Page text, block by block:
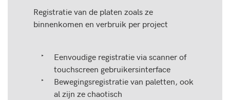
Registratie van de platen zoals ze
binnenkomen en verbruik per project
Eenvoudige registratie via scanner of
touchscreen gebruikersinterface
Bewegingsregistratie van paletten, ook
al zijn ze chaotisch